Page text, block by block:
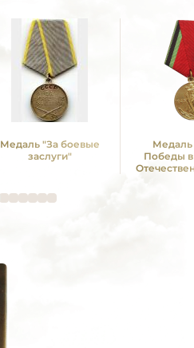
Медаль "За боевые
заслуги"
Медаль
Победы